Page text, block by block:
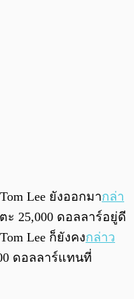
Lee ยังออกมากล่า
ะ 25,000 ดอลลาร์อยู่ดี
Lee ก็ยังคงกล่าว
ดอลลาร์แทนที่